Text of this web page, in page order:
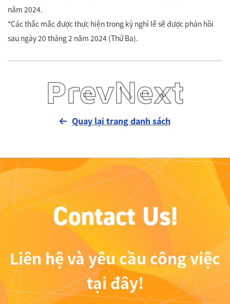
năm 2024.
*Các thắc mắc được thực hiện trong kỳ nghỉ lễ sẽ được phản hồi
sau ngày 20 tháng 2 năm 2024 (Thứ Ba).
PrevNext
Quay lại trang danh sách
Contact Us!
Liên hệ và yêu cầu công việc
tại đây!